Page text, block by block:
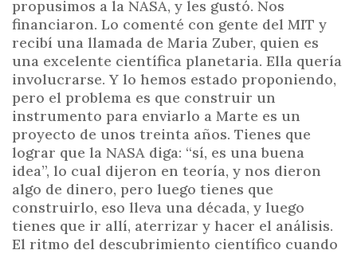
propusimos a la NASA, y les gustó. Nos
financiaron. Lo comenté con gente del MIT y
recibí una llamada de Maria Zuber, quien es
una excelente científica planetaria. Ella quería
involucrarse. Y lo hemos estado proponiendo,
pero el problema es que construir un
instrumento para enviarlo a Marte es un
proyecto de unos treinta años. Tienes que
lograr que la NASA diga: “sí, es una buena
idea”, lo cual dijeron en teoría, y nos dieron
algo de dinero, pero luego tienes que
construirlo, eso lleva una década, y luego
tienes que ir allí, aterrizar y hacer el análisis.
El ritmo del descubrimiento científico cuando